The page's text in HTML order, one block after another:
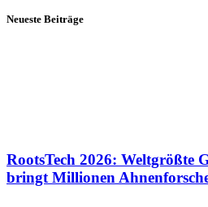
Neueste Beiträge
RootsTech 2026: Weltgrößte
bringt Millionen